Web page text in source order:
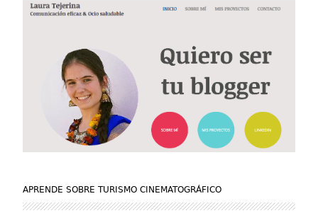
APRENDE SOBRE TURISMO CINEMATOGRÁFICO